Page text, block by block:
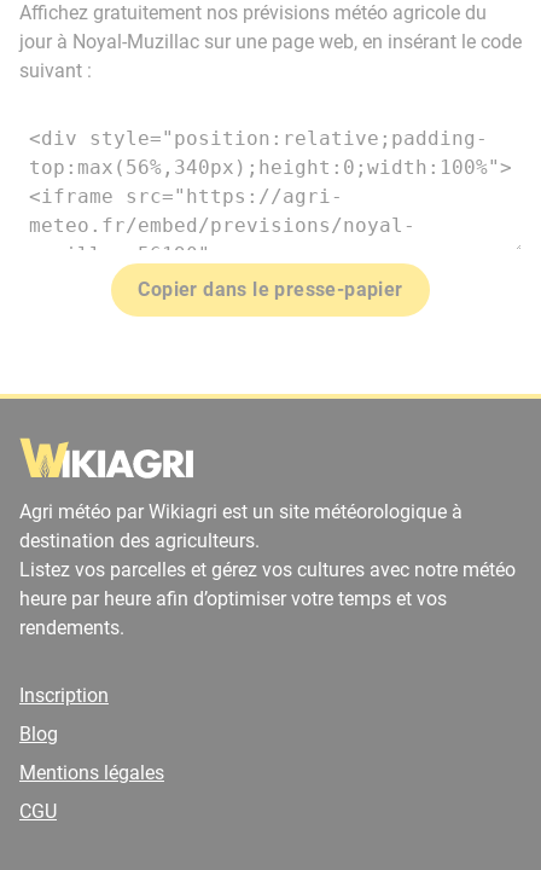
Affichez gratuitement nos prévisions météo agricole du
jour à Noyal-Muzillac sur une page web, en insérant le code
suivant :
Copier dans le presse-papier
Agri météo par Wikiagri est un site météorologique à
destination des agriculteurs.
Listez vos parcelles et gérez vos cultures avec notre météo
heure par heure afin d’optimiser votre temps et vos
rendements.
Inscription
Blog
Mentions légales
CGU